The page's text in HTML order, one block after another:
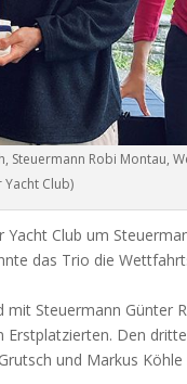
Steuermann Robi Montau,
Club)
Club um
das Trio die
Steuermann Günter
Den
und Markus